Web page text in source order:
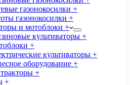
газонокосилки +
газонокосилки +
и мотоблоки +
культиваторы +
+
культиваторы +
оборудование +
+
+